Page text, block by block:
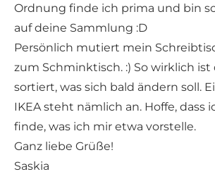
Ordnung finde ich prima und bin
auf deine Sammlung :D
Persönlich mutiert mein
zum Schminktisch. :) So wirklich
sortiert, was sich bald ändern soll.
IKEA steht nämlich an. Hoffe, dass
finde, was ich mir etwa vorstelle.
Ganz liebe Grüße!
Saskia